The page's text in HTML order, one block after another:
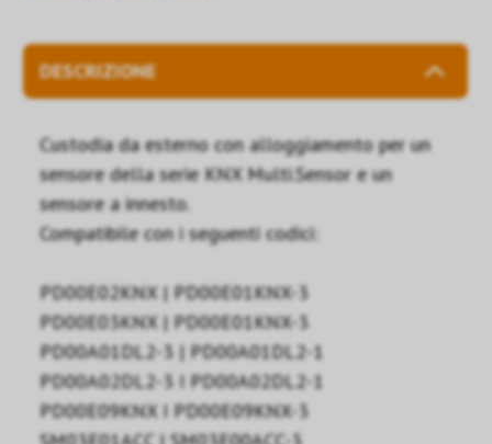
DESCRIZIONE
Custodia da esterno con alloggiamento per un
sensore della serie KNX Multi.Sensor e un
sensore a innesto.
Compatibile con i seguenti codici:
PD00E02KNX | PD00E01KNX-3
PD00E03KNX | PD00E01KNX-3
PD00A01DL2-3 | PD00A01DL2-1
PD00A02DL2-3 I PD00A02DL2-1
PD00E09KNX I PD00E09KNX-3